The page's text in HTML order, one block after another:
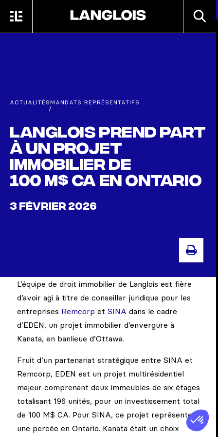
MENU
ACTUALITÉS
/
MANDATS REPRÉSENTATIFS
Langlois prend part
à un projet
immobilier de
100 M$ CA en Ontario
3 FÉVRIER 2026
L’équipe de droit immobilier de Langlois est fière
d’avoir agi à titre de conseiller juridique pour les
entreprises Remcorp et SINA dans le cadre
d’EDEN, un projet immobilier d’envergure à
Kanata, en banlieue d’Ottawa.
Fruit d’un partenariat stratégique entre SINA et
Remcorp, EDEN est un projet multirésidentiel
majeur comprenant deux immeubles de six étages
totalisant 196 unités, pour un investissement total
de 100 M$ CA. Pour SINA, ce projet représente
une percée en Ontario. Kanata était un choix